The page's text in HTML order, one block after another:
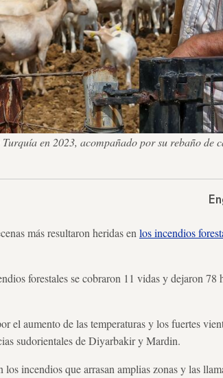
en 2023, acompañado por su rebaño
más resultaron heridas en los incendios
forestales se cobraron 11 vidas y dejaron 78
el aumento de las temperaturas y los fuertes
sudorientales de Diyarbakir y Mardin.
incendios que arrasan amplias zonas y las